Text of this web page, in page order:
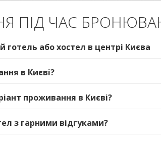
ПІД ЧАС
або хостел в центрі Києва
в Києві?
проживання в Києві?
з гарними відгуками?